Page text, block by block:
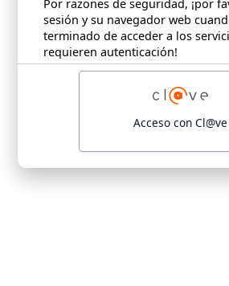
Por razones de seguridad, ¡por
sesión y su navegador web
terminado de acceder a los
requieren autenticación!